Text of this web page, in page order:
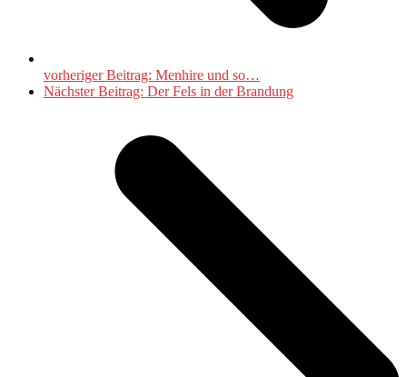
vorheriger Beitrag: Menhire und so…
Nächster Beitrag: Der Fels in der Brandung